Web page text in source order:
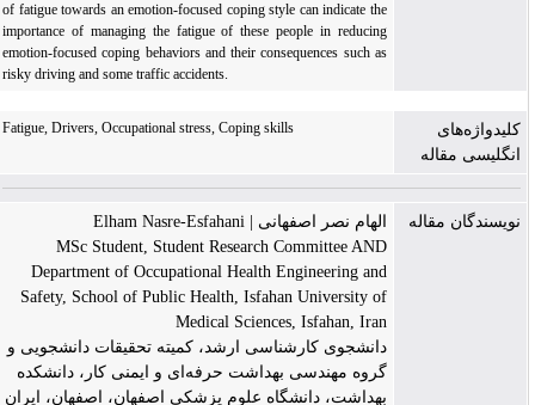
of fatigue towards an emotion-focused coping style can indicate the
importance of managing the fatigue of these people in reducing
emotion-focused coping behaviors and their consequences such as
risky driving and some traffic accidents.
کلیدواژه‌های
انگلیسی مقاله
Fatigue, Drivers, Occupational stress, Coping skills
نویسندگان مقاله
الهام نصر اصفهانی | Elham Nasre-Esfahani
MSc Student, Student Research Committee AND
Department of Occupational Health Engineering and
Safety, School of Public Health, Isfahan University of
Medical Sciences, Isfahan, Iran
دانشجوی کارشناسی ارشد، کمیته تحقیقات دانشجویی و
گروه مهندسی بهداشت حرفه‌ای و ایمنی کار، دانشکده
بهداشت، دانشگاه علوم پزشکی اصفهان، اصفهان، ایران